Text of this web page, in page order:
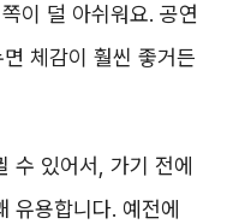
이 덜 아쉬워요. 공연
체감이 훨씬 좋거든
수 있어서, 가기 전에
유용합니다. 예전에